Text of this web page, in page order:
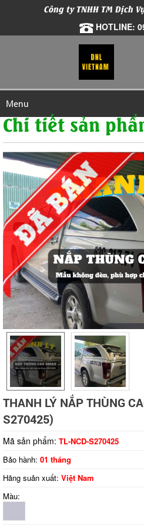
Công ty TNHH TM Dịch
HOTLINE:
Menu
Chi tiết sản
Tap to
THANH LÝ NẮP THÙNG
S270425)
Mã sản phẩm: TL-NCD-S270425
Bảo hành: 01 tháng
Hãng suản xuất: Việt Nam
Màu: